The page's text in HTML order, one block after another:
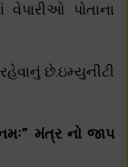
પોતાના
છે.ઇમ્યુનીટી
મંત્ર નો જાપ